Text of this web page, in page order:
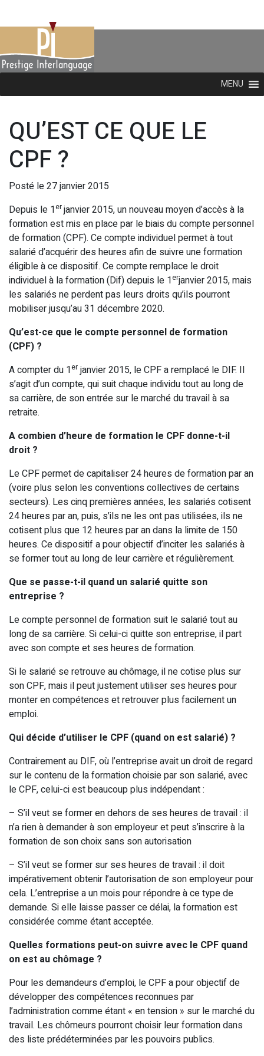
MENU
QU’EST CE QUE LE
CPF ?
Posté le 27 janvier 2015
Depuis le 1erjanvier 2015, un nouveau moyen d’accès à la
formation est mis en place par le biais du compte personnel
de formation (CPF). Ce compte individuel permet à tout
salarié d’acquérir des heures afin de suivre une formation
éligible à ce dispositif. Ce compte remplace le droit
individuel à la formation (Dif) depuis le 1erjanvier 2015, mais
les salariés ne perdent pas leurs droits qu’ils pourront
mobiliser jusqu’au 31 décembre 2020.
Qu’est-ce que le compte personnel de formation
(CPF) ?
A compter du 1erjanvier 2015, le CPF a remplacé le DIF. Il
s’agit d’un compte, qui suit chaque individu tout au long de
sa carrière, de son entrée sur le marché du travail à sa
retraite.
A combien d’heure de formation le CPF donne-t-il
droit ?
Le CPF permet de capitaliser 24 heures de formation par an
(voire plus selon les conventions collectives de certains
secteurs). Les cinq premières années, les salariés cotisent
24 heures par an, puis, s’ils ne les ont pas utilisées, ils ne
cotisent plus que 12 heures par an dans la limite de 150
heures. Ce dispositif a pour objectif d’inciter les salariés à
se former tout au long de leur carrière et régulièrement.
Que se passe-t-il quand un salarié quitte son
entreprise ?
Le compte personnel de formation suit le salarié tout au
long de sa carrière. Si celui-ci quitte son entreprise, il part
avec son compte et ses heures de formation.
Si le salarié se retrouve au chômage, il ne cotise plus sur
son CPF, mais il peut justement utiliser ses heures pour
monter en compétences et retrouver plus facilement un
emploi.
Qui décide d’utiliser le CPF (quand on est salarié) ?
Contrairement au DIF, où l’entreprise avait un droit de regard
sur le contenu de la formation choisie par son salarié, avec
le CPF, celui-ci est beaucoup plus indépendant :
– S’il veut se former en dehors de ses heures de travail : il
n’a rien à demander à son employeur et peut s’inscrire à la
formation de son choix sans son autorisation
– S’il veut se former sur ses heures de travail : il doit
impérativement obtenir l’autorisation de son employeur pour
cela. L’entreprise a un mois pour répondre à ce type de
demande. Si elle laisse passer ce délai, la formation est
considérée comme étant acceptée.
Quelles formations peut-on suivre avec le CPF quand
on est au chômage ?
Pour les demandeurs d’emploi, le CPF a pour objectif de
développer des compétences reconnues par
l’administration comme étant « en tension » sur le marché du
travail. Les chômeurs pourront choisir leur formation dans
des liste prédéterminées par les pouvoirs publics.